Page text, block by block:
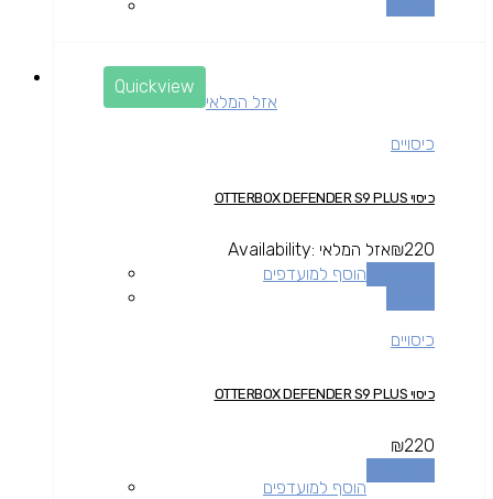
Quickview
אזל המלאי
כיסויים
כיסוי OTTERBOX DEFENDER S9 PLUS
₪220
Availability: אזל המלאי
הוסף למועדפים
כיסויים
כיסוי OTTERBOX DEFENDER S9 PLUS
₪220
הוסף למועדפים